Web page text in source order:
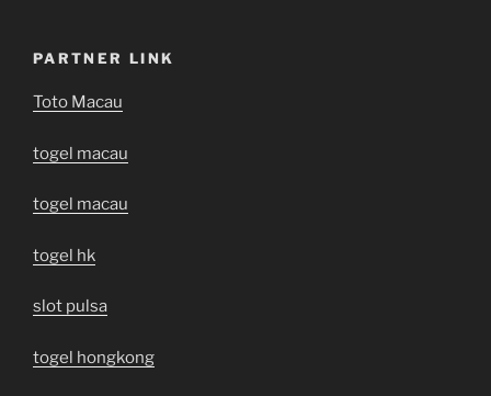
PARTNER LINK
Toto Macau
togel macau
togel macau
togel hk
slot pulsa
togel hongkong